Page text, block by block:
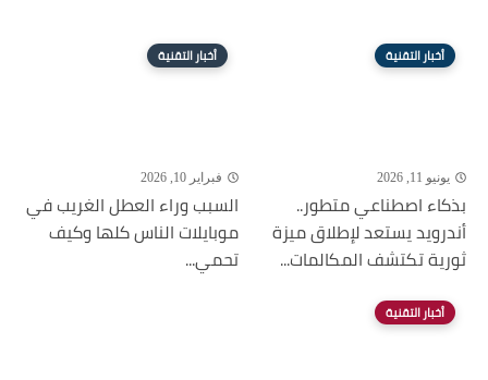
أخبار التقنية
يونيو 11, 2026
بذكاء اصطناعي متطور..
أندرويد يستعد لإطلاق ميزة
ثورية تكتشف المكالمات...
أخبار التقنية
فبراير 10, 2026
السبب وراء العطل الغريب في
موبايلات الناس كلها وكيف
تحمي...
أخبار التقنية